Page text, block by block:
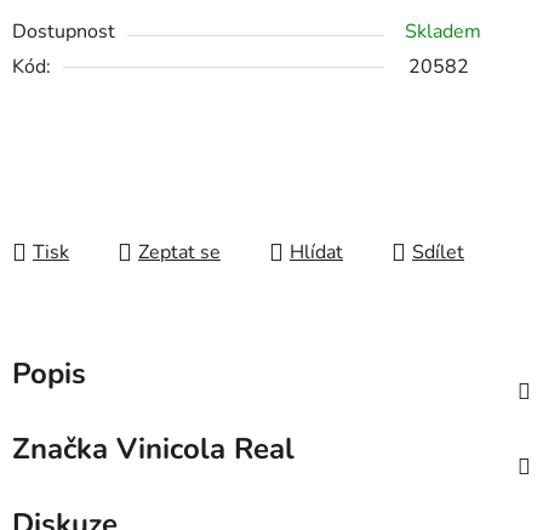
Dostupnost
Skladem
Kód:
20582
Tisk Zeptat se Hlídat Sdílet
Popis
Značka Vinicola Real